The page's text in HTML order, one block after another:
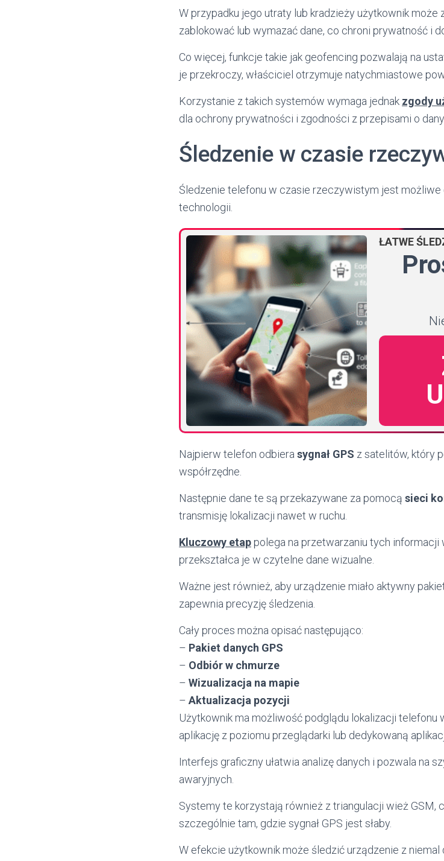
W przypadku jego utraty lub kradzieży użytkownik
zablokować lub wymazać dane, co chroni prywatność i
Co więcej, funkcje takie jak geofencing pozwalają na
je przekroczy, właściciel otrzymuje natychmiastowe
Korzystanie z takich systemów wymaga jednak zgody
dla ochrony prywatności i zgodności z przepisami o
Śledzenie w czasie
Śledzenie telefonu w czasie rzeczywistym jest możliwe
technologii.
ŁATWE
Najpierw telefon odbiera sygnał GPS z satelitów, który
współrzędne.
Następnie dane te są przekazywane za pomocą sieci
transmisję lokalizacji nawet w ruchu.
Kluczowy etap polega na przetwarzaniu tych
przekształca je w czytelne dane wizualne.
Ważne jest również, aby urządzenie miało aktywny
zapewnia precyzję śledzenia.
Cały proces można opisać następująco:
– Pakiet danych GPS
– Odbiór w chmurze
– Wizualizacja na mapie
– Aktualizacja pozycji
Użytkownik ma możliwość podglądu lokalizacji
aplikację z poziomu przeglądarki lub dedykowaną
Interfejs graficzny ułatwia analizę danych i pozwala na
awaryjnych.
Systemy te korzystają również z triangulacji wież GSM,
szczególnie tam, gdzie sygnał GPS jest słaby.
W efekcie użytkownik może śledzić urządzenie z